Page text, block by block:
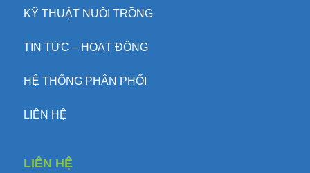
KỸ THUẬT NUÔI TRỒNG
TIN TỨC – HOẠT ĐỘNG
HỆ THỐNG PHÂN PHỐI
LIÊN HỆ
LIÊN HỆ